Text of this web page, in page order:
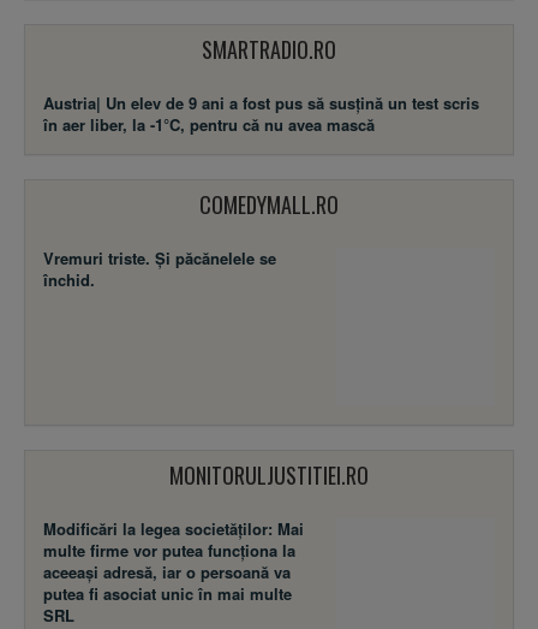
SMARTRADIO.RO
Austria| Un elev de 9 ani a fost pus să susţină un test scris
în aer liber, la -1°C, pentru că nu avea mască
COMEDYMALL.RO
Vremuri triste. Şi păcănelele se
închid.
MONITORULJUSTITIEI.RO
Modificări la legea societăţilor: Mai
multe firme vor putea funcţiona la
aceeaşi adresă, iar o persoană va
putea fi asociat unic în mai multe
SRL